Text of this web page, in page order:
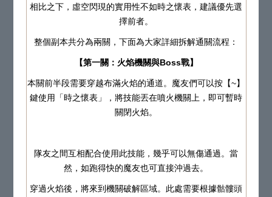
相比之下，虛空閃現的實用性不如時之懷表，建議優先選
擇前者。
整個副本共分為兩關，下面為大家詳細拆解通關流程：
【第一關：火焰機關與Boss戰】
本關前半段需要穿越布滿火焰的通道。魔友們可以按【~】
鍵使用「時之懷表」，將技能丟在噴火機關上，即可暫時
關閉火焰。
隊友之間互相配合使用此技能，幾乎可以無傷通過。當
然，如跑得快的魔友也可直接沖過去。
穿過火焰後，將來到機關破解區域。此處需要根據骷髏頭